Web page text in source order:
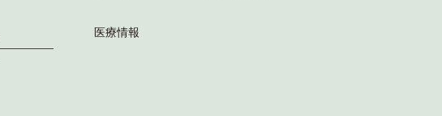
医療情報